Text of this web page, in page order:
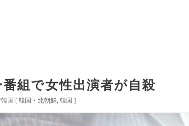
組で女性出演者が自殺
国 [ 韓国・北朝鮮 韓国 ]